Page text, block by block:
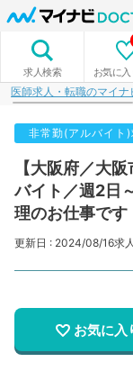
求人検索 お気に入
医師求人・転職のマイナ
非常勤(アルバイト)
【大阪府／大
バイト／週2日
理のお仕事です
更新日 : 2024/08/16求
お気に入